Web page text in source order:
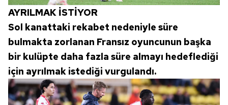
AYRILMAK İSTİYOR
Sol kanattaki rekabet nedeniyle süre
bulmakta zorlanan Fransız oyuncunun başka
bir kulüpte daha fazla süre almayı hedeflediği
için ayrılmak istediği vurgulandı.